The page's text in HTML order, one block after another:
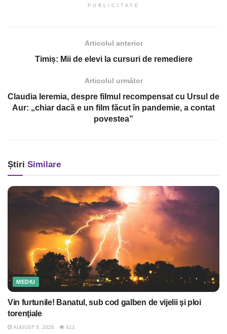
PUBLICITATE
Articolul anterior
Timiș: Mii de elevi la cursuri de remediere
Articolul următor
Claudia Ieremia, despre filmul recompensat cu Ursul de
Aur: „chiar dacă e un film făcut în pandemie, a contat
povestea”
Știri Similare
MEDIU
Vin furtunile! Banatul, sub cod galben de vijelii şi ploi
torenţiale
AUGUST 5, 2026 411